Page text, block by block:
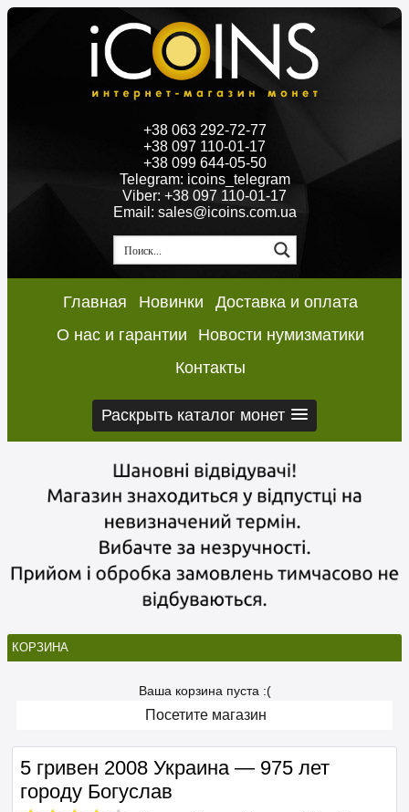
+38 063 292-72-77
+38 097 110-01-17
+38 099 644-05-50
Telegram: icoins_telegram
Viber: +38 097 110-01-17
Email: sales@icoins.com.ua
Главная Новинки
Доставка и оплата
О нас и гарантии
Новости нумизматики
Контакты
Раскрыть каталог монет
КОРЗИНА
Ваша корзина пуста :(
Посетите магазин
5 гривен 2008 Украина — 975 лет
городу Богуслав